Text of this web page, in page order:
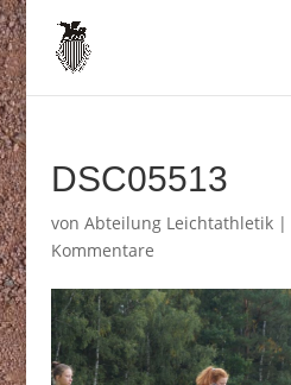
DSC05513
von Abteilung Leichtathletik|
Kommentare